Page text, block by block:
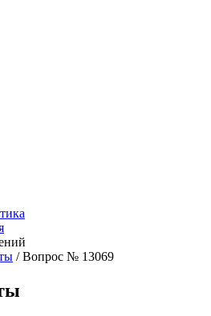
/ Вопрос № 13069